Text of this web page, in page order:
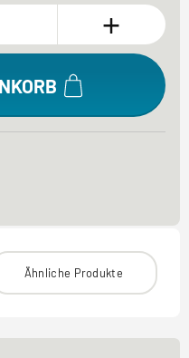
+
Ähnliche Produkte